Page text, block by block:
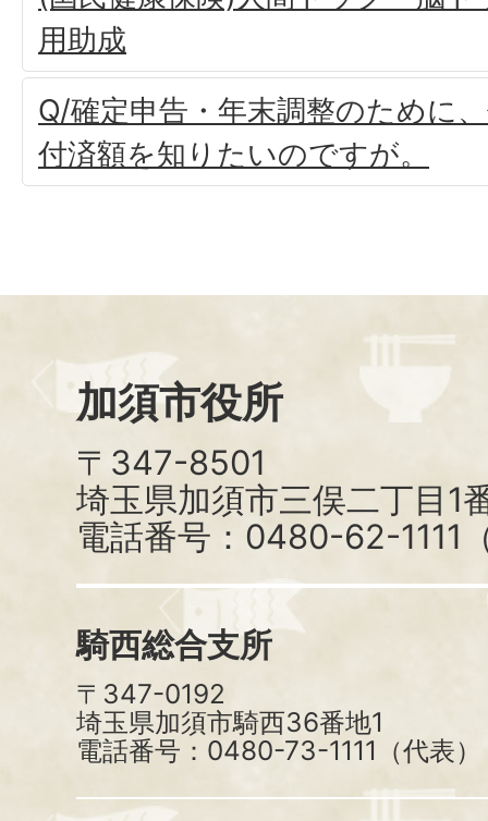
用助成
Q/確定申告・年末調整のために
付済額を知りたいのですが。
加須市役所
〒347-8501
埼玉県加須市三俣二丁目1
電話番号：0480-62-1111
騎西総合支所
〒347-0192
埼玉県加須市騎西36番地1
電話番号：0480-73-1111（代表）